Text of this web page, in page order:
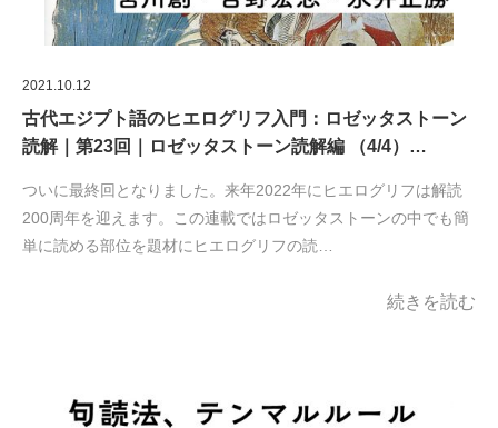
2021.10.12
古代エジプト語のヒエログリフ入門：ロゼッタストーン
読解｜第23回｜ロゼッタストーン読解編 （4/4）…
ついに最終回となりました。来年2022年にヒエログリフは解読
200周年を迎えます。この連載ではロゼッタストーンの中でも簡
単に読める部位を題材にヒエログリフの読…
続きを読む